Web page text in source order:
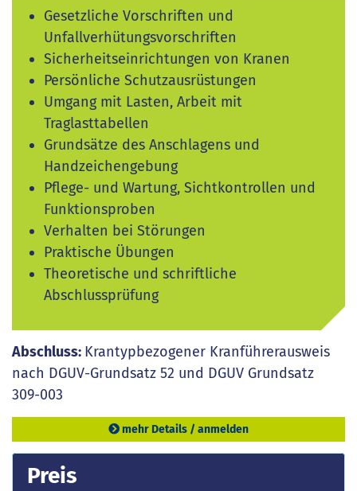
Gesetzliche Vorschriften und
Unfallverhütungsvorschriften
Sicherheitseinrichtungen von Kranen
Persönliche Schutzausrüstungen
Umgang mit Lasten, Arbeit mit
Traglasttabellen
Grundsätze des Anschlagens und
Handzeichengebung
Pflege- und Wartung, Sichtkontrollen und
Funktionsproben
Verhalten bei Störungen
Praktische Übungen
Theoretische und schriftliche
Abschlussprüfung
Abschluss: Krantypbezogener Kranführerausweis
nach DGUV-Grundsatz 52 und DGUV Grundsatz
309-003
mehr Details / anmelden
Preis